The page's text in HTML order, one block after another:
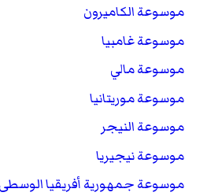
موسوعة الكاميرون
موسوعة غامبيا
موسوعة مالي
موسوعة موريتانيا
موسوعة النيجر
موسوعة نيجيريا
موسوعة جمهورية أفريقيا الوسطى